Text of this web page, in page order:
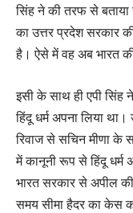
सिंह ने की तरफ से बताया
का उत्तर प्रदेश सरकार
है। ऐसे में वह अब भारत
इसी के साथ ही एपी सिंह
हिंदू धर्म अपना लिया
रिवाज से सचिन मीणा के
में कानूनी रूप से हिंदू धर्म
भारत सरकार से अपील
समय सीमा हैदर का केस